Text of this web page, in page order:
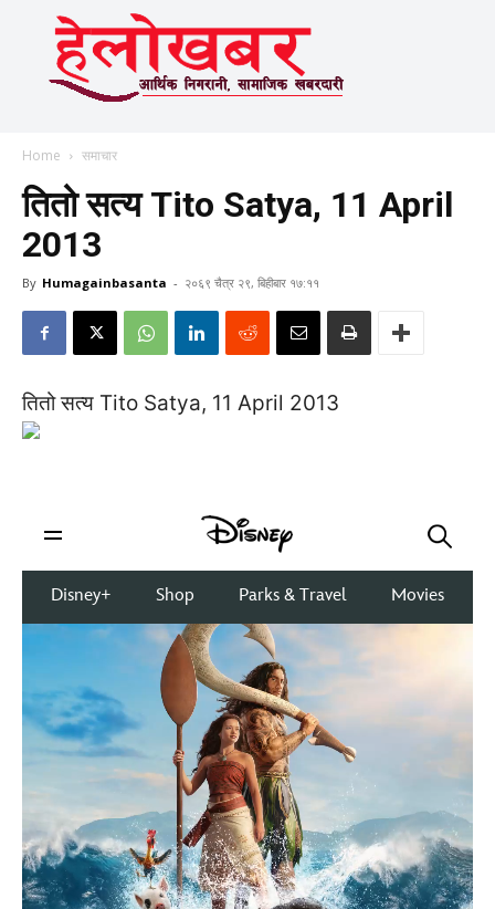
Home समाचार
तितो सत्य Tito Satya, 11 April
2013
By Humagainbasanta - २०६९ चैत्र २९, बिहीबार १७:११
तितो सत्य Tito Satya, 11 April 2013